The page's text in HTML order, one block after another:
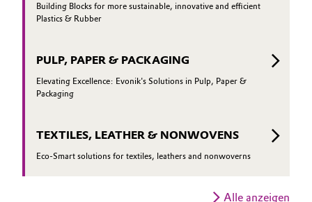
Building Blocks for more sustainable, innovative and efficient
Plastics & Rubber
PULP, PAPER & PACKAGING
Elevating Excellence: Evonik's Solutions in Pulp, Paper &
Packaging
TEXTILES, LEATHER & NONWOVENS
Eco-Smart solutions for textiles, leathers and nonwoverns
Alle anzeigen